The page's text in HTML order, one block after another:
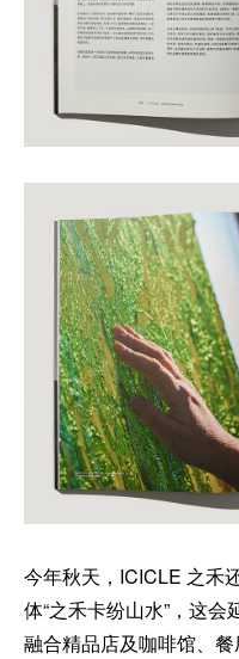
今年秋天，ICICLE 之禾
体“之禾卡纷山水”，这会
融合精品店及咖啡馆、餐